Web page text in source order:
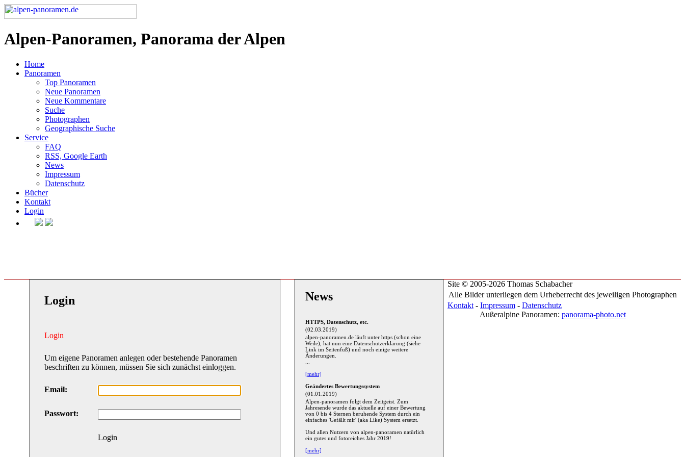
Alpen-Panoramen, Panorama der Alpen
Home
Panoramen
Top Panoramen
Neue Panoramen
Neue Kommentare
Suche
Photographen
Geographische Suche
Service
FAQ
RSS, Google Earth
News
Impressum
Datenschutz
Bücher
Kontakt
Login
Login
Login
Um eigene Panoramen anlegen oder bestehende Panoramen
beschriften zu können, müssen Sie sich zunächst einloggen.
Email:
Passwort:
Login
News
HTTPS, Datenschutz, etc.
(02.03.2019)
alpen-panoramen.de läuft unter https (schon eine
Weile), hat nun eine Datenschutzerklärung (siehe
Link im Seitenfuß) und noch einige weitere
Änderungen.
[mehr]
Geändertes Bewertungssystem
(01.01.2019)
Alpen-panoramen folgt dem Zeitgeist. Zum
Jahresende wurde das aktuelle auf einer Bewertung
von 0 bis 4 Sternen beruhende System durch ein
einfaches 'Gefällt mir' (aka Like) System ersetzt.
Und allen Nutzern von alpen-panoramen natürlich
ein gutes und fotoreiches Jahr 2019!
[mehr]
Site © 2005-2026 Thomas Schabacher
Alle Bilder unterliegen dem Urheberrecht des jeweiligen Photographen
Kontakt - Impressum - Datenschutz
Außeralpine Panoramen: panorama-photo.net